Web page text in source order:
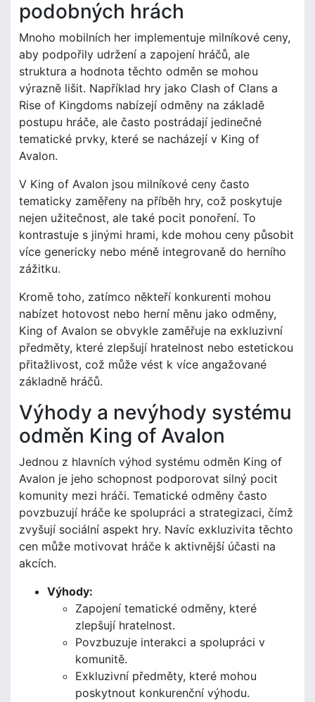
podobných hrách
Mnoho mobilních her implementuje milníkové ceny,
aby podpořily udržení a zapojení hráčů, ale
struktura a hodnota těchto odměn se mohou
výrazně lišit. Například hry jako Clash of Clans a
Rise of Kingdoms nabízejí odměny na základě
postupu hráče, ale často postrádají jedinečné
tematické prvky, které se nacházejí v King of
Avalon.
V King of Avalon jsou milníkové ceny často
tematicky zaměřeny na příběh hry, což poskytuje
nejen užitečnost, ale také pocit ponoření. To
kontrastuje s jinými hrami, kde mohou ceny působit
více genericky nebo méně integrovaně do herního
zážitku.
Kromě toho, zatímco někteří konkurenti mohou
nabízet hotovost nebo herní měnu jako odměny,
King of Avalon se obvykle zaměřuje na exkluzivní
předměty, které zlepšují hratelnost nebo estetickou
přitažlivost, což může vést k více angažované
základně hráčů.
Výhody a nevýhody systému
odměn King of Avalon
Jednou z hlavních výhod systému odměn King of
Avalon je jeho schopnost podporovat silný pocit
komunity mezi hráči. Tematické odměny často
povzbuzují hráče ke spolupráci a strategizaci, čímž
zvyšují sociální aspekt hry. Navíc exkluzivita těchto
cen může motivovat hráče k aktivnější účasti na
akcích.
Výhody:
Zapojení tematické odměny, které
zlepšují hratelnost.
Povzbuzuje interakci a spolupráci v
komunitě.
Exkluzivní předměty, které mohou
poskytnout konkurenční výhodu.